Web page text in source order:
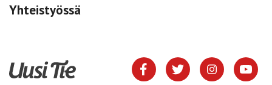
Yhteistyössä